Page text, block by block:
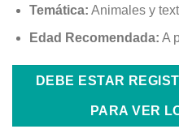
Temática: Animales y
Edad Recomendada: A
DEBE ESTAR
PARA VER